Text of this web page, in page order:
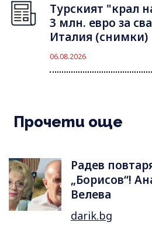
Турският "крал
3 млн. евро за
Италия (снимки)
06.08.2026
Прочети още
Радев
„Борисов“!
Велева
darik.bg